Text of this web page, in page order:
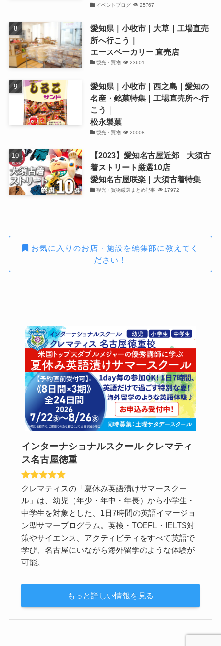
イベントブログ 25767
愛知県｜小牧市｜大草｜工場直売
所へ行こう｜
エースベーカリー 直売店
観光・買物 23601
愛知県｜小牧市｜西之島｜愛知の
名産・銘菓特集｜工場直売所へ行
こう｜
松永製菓
観光・買物 20008
【2023】愛知名古屋近郊 大須古
着ストリート厳選10店
愛知名古屋咲楽｜大須古着特集
観光・買物厳選まとめ記事 17972
お気に入りのお店・施設を編集部に教えてく
ださい！
インターナショナルスクール クレマティ
ス名古屋徳重
クレマティスの「夏休み英語漬けサマースクー
ル」は、幼児（年少・年中・年長）から小学生・
中学生を対象とした、1日7時間の英語イマージョ
ン型サマープログラム。英検・TOEFL・IELTS対
策やサイエンス、アクティビティをすべて英語で
学び、名古屋にいながら海外留学のような体験が
可能。
もっと詳しい情報を見る